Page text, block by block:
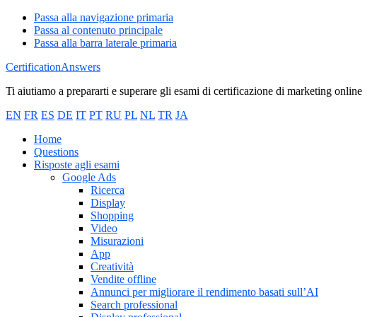
Passa alla navigazione primaria
Passa al contenuto principale
Passa alla barra laterale primaria
CertificationAnswers
Ti aiutiamo a prepararti e superare gli esami di certificazione di marketing online
EN FR ES DE IT PT RU PL NL TR JA
Home
Questions
Risposte agli esami
Google Ads
Ricerca
Display
Shopping
Video
Misurazioni
App
Creatività
Vendite offline
Annunci per migliorare il rendimento basati sull’AI
Search professional